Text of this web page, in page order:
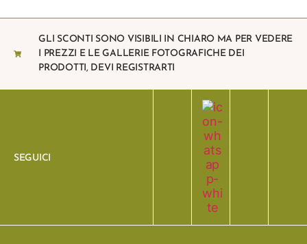
GLI SCONTI SONO VISIBILI IN CHIARO MA PER VEDERE
I PREZZI E LE GALLERIE FOTOGRAFICHE DEI
PRODOTTI, DEVI REGISTRARTI
SEGUICI